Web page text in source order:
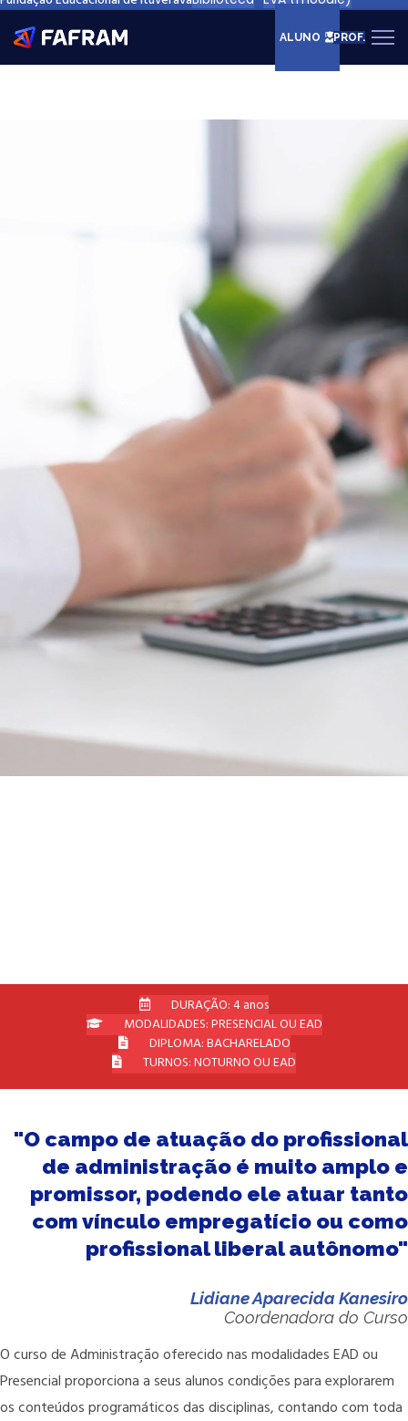
ALUNO PROF.
DURAÇÃO: 4 anos
MODALIDADES: PRESENCIAL OU EAD
DIPLOMA: BACHARELADO
TURNOS: NOTURNO OU EAD
"O campo de atuação do profissional
de administração é muito amplo e
promissor, podendo ele atuar tanto
com vínculo empregatício ou como
profissional liberal autônomo"
Lidiane Aparecida Kanesiro
Coordenadora do Curso
O curso de Administração oferecido nas modalidades EAD ou
Presencial proporciona a seus alunos condições para explorarem
os conteúdos programáticos das disciplinas, contando com toda